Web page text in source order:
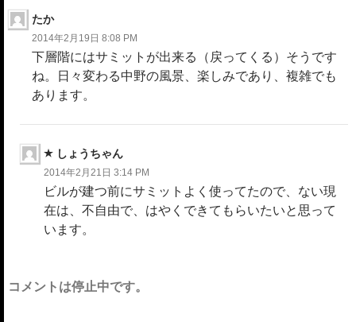
ョ たか
2014年2月19日 8:08 PM
下層階にはサミットが出来る（戻ってくる）そうです
ね。日々変わる中野の風景、楽しみであり、複雑でも
あります。
しょうちゃん
2014年2月21日 3:14 PM
ビルが建つ前にサミットよく使ってたので、ない現
在は、不自由で、はやくできてもらいたいと思って
います。
コメントは停止中です。